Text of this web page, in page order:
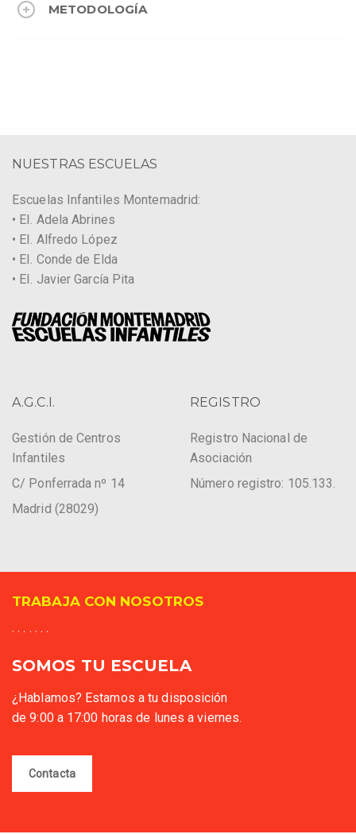
METODOLOGÍA
NUESTRAS ESCUELAS
Escuelas Infantiles Montemadrid:
• EI. Adela Abrines
• EI. Alfredo López
• EI. Conde de Elda
• EI. Javier García Pita
A.G.C.I.
Gestión de Centros
Infantiles
C/ Ponferrada nº 14
Madrid (28029)
REGISTRO
Registro Nacional de
Asociación
Número registro: 105.133.
TRABAJA CON NOSOTROS
. . . . . . .
SOMOS TU ESCUELA
¿Hablamos? Estamos a tu disposición
de 9:00 a 17:00 horas de lunes a viernes.
Contacta